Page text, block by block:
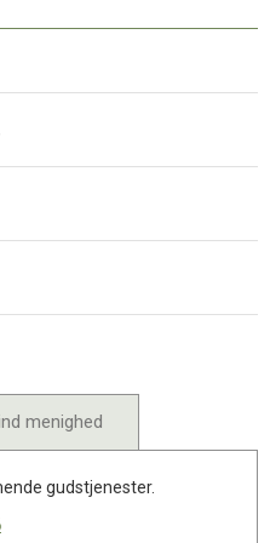
menighed
gudstjenester.